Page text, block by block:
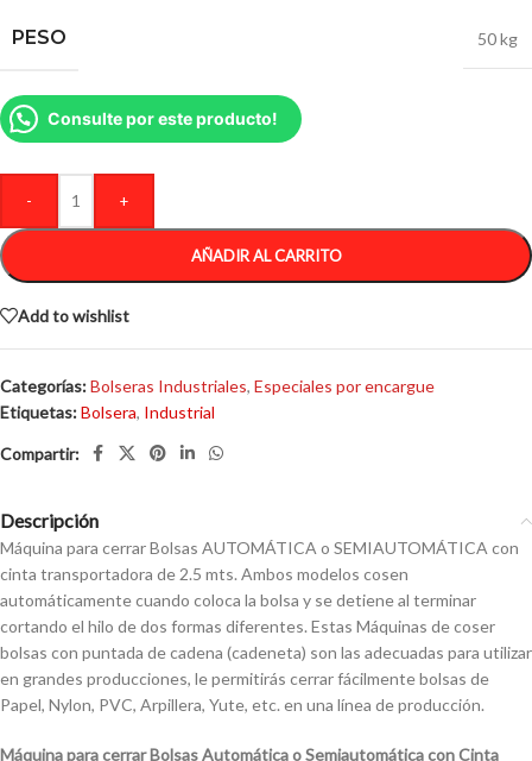
PESO 50 kg
Consulte por este producto!
- +
AÑADIR AL CARRITO
Add to wishlist
Categorías:Bolseras Industriales, Especiales por encargue
Etiquetas:Bolsera, Industrial
Descripción
Máquina para cerrar Bolsas AUTOMÁTICA o SEMIAUTOMÁTICA con
cinta transportadora de 2.5 mts. Ambos modelos cosen
automáticamente cuando coloca la bolsa y se detiene al terminar
cortando el hilo de dos formas diferentes. Estas Máquinas de coser
bolsas con puntada de cadena (cadeneta) son las adecuadas para utilizar
en grandes producciones, le permitirás cerrar fácilmente bolsas de
Papel, Nylon, PVC, Arpillera, Yute, etc. en una línea de producción.
Máquina para cerrar Bolsas Automática o Semiautomática con Cinta